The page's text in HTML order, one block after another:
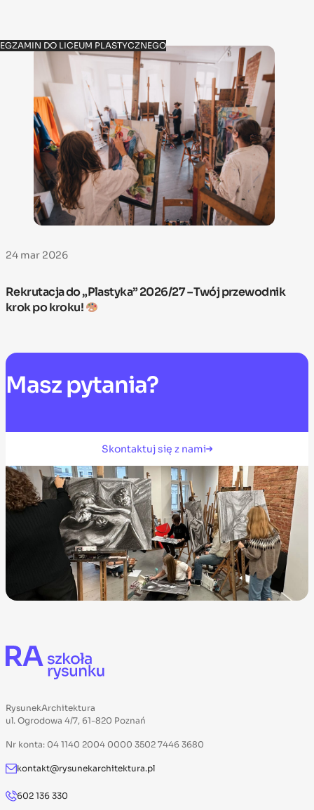
EGZAMIN DO LICEUM PLASTYCZNEGO
24 mar 2026
Rekrutacja do „Plastyka” 2026/27 – Twój przewodnik
krok po kroku!
Masz pytania?
Skontaktuj się z nami
RysunekArchitektura
ul. Ogrodowa 4/7, 61-820 Poznań
Nr konta: 04 1140 2004 0000 3502 7446 3680
kontakt@rysunekarchitektura.pl
602 136 330